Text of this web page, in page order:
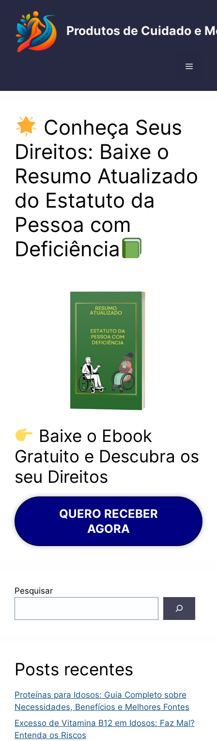
conteúdo
Produtos de Cuidado e
Menu
Conheça Seus
Direitos: Baixe o
Resumo Atualizado
do Estatuto da
Pessoa com
Deficiência
Baixe o Ebook
Gratuito e Descubra os
seu Direitos
QUERO RECEBER
AGORA
Pesquisar
Posts recentes
Proteínas para Idosos: Guia Completo sobre
Necessidades, Benefícios e Melhores Fontes
Excesso de Vitamina B12 em Idosos: Faz Mal?
Entenda os Riscos